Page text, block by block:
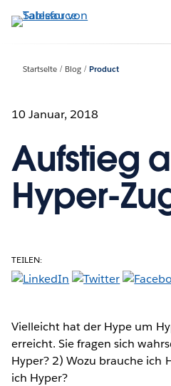
Direkt
zum
Startseite Blog Product
10 Januar, 2018
Aufstieg
Hyper-
TEILEN:
Vielleicht hat der Hype um
erreicht. Sie fragen sich
Hyper? 2) Wozu brauche ich
ich Hyper?